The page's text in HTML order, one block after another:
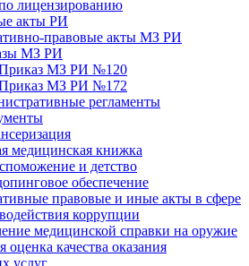
лицензированию
акты РИ
правовые акты МЗ РИ
МЗ РИ
МЗ РИ №120
МЗ РИ №172
регламенты
медицинская книжка
и детство
обеспечение
правовые и иные акты в сфере
коррупции
медицинской справки на оружие
оценка качества оказания
услуг